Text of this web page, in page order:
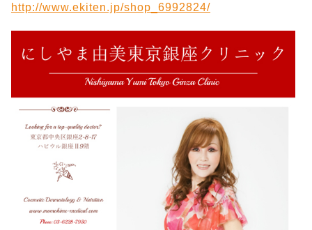
http://www.ekiten.jp/shop_6992824/